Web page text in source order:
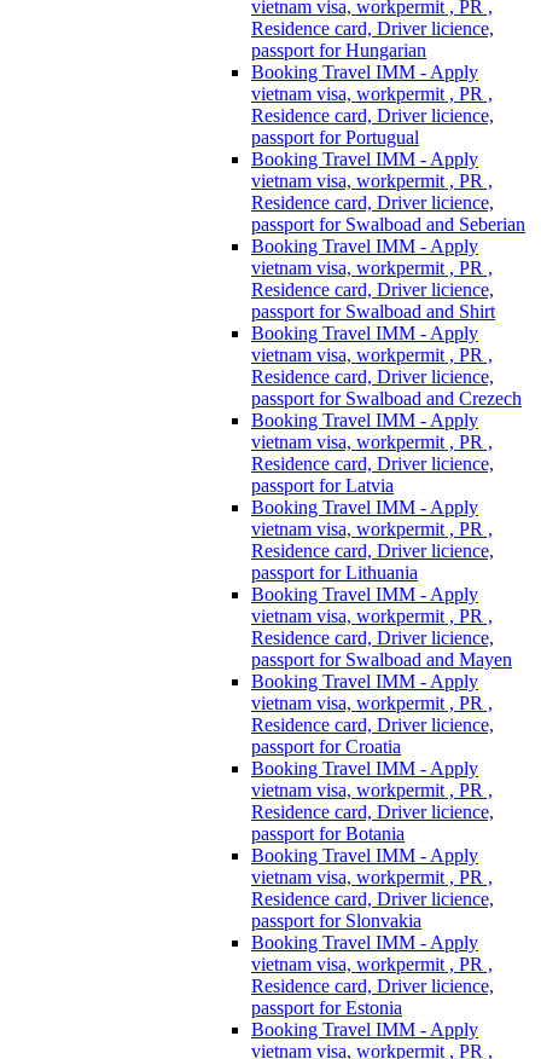
vietnam visa, workpermit , PR ,
Residence card, Driver licience,
passport for Hungarian
Booking Travel IMM - Apply
vietnam visa, workpermit , PR ,
Residence card, Driver licience,
passport for Portugual
Booking Travel IMM - Apply
vietnam visa, workpermit , PR ,
Residence card, Driver licience,
passport for Swalboad and Seberian
Booking Travel IMM - Apply
vietnam visa, workpermit , PR ,
Residence card, Driver licience,
passport for Swalboad and Shirt
Booking Travel IMM - Apply
vietnam visa, workpermit , PR ,
Residence card, Driver licience,
passport for Swalboad and Crezech
Booking Travel IMM - Apply
vietnam visa, workpermit , PR ,
Residence card, Driver licience,
passport for Latvia
Booking Travel IMM - Apply
vietnam visa, workpermit , PR ,
Residence card, Driver licience,
passport for Lithuania
Booking Travel IMM - Apply
vietnam visa, workpermit , PR ,
Residence card, Driver licience,
passport for Swalboad and Mayen
Booking Travel IMM - Apply
vietnam visa, workpermit , PR ,
Residence card, Driver licience,
passport for Croatia
Booking Travel IMM - Apply
vietnam visa, workpermit , PR ,
Residence card, Driver licience,
passport for Botania
Booking Travel IMM - Apply
vietnam visa, workpermit , PR ,
Residence card, Driver licience,
passport for Slonvakia
Booking Travel IMM - Apply
vietnam visa, workpermit , PR ,
Residence card, Driver licience,
passport for Estonia
Booking Travel IMM - Apply
vietnam visa, workpermit , PR ,